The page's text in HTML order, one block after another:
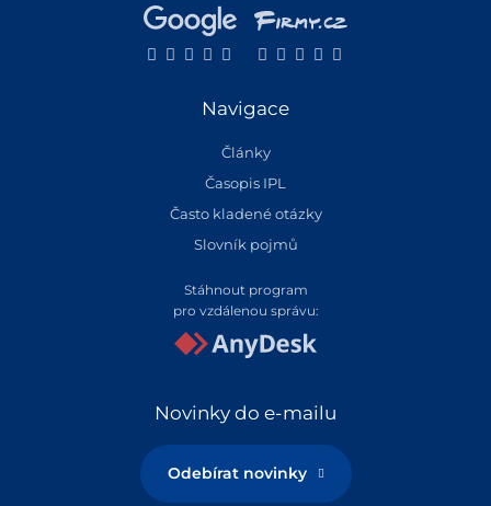
Navigace
Články
Časopis IPL
Často kladené otázky
Slovník pojmů
Stáhnout program
pro vzdálenou správu:
Novinky do e-mailu
Odebírat novinky